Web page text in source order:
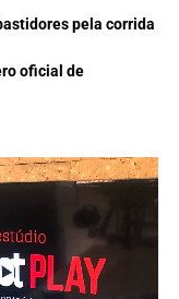
pela corrida
oficial de